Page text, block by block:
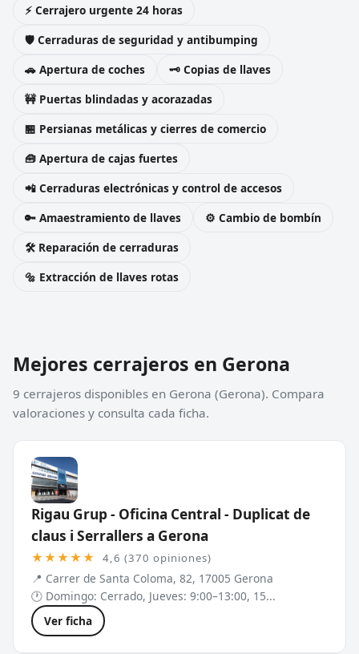
⚡ Cerrajero urgente 24 horas
🛡️ Cerraduras de seguridad y antibumping
🚗 Apertura de coches
🗝️ Copias de llaves
🚧 Puertas blindadas y acorazadas
🏪 Persianas metálicas y cierres de comercio
🧰 Apertura de cajas fuertes
📲 Cerraduras electrónicas y control de accesos
🔑 Amaestramiento de llaves
⚙️ Cambio de bombín
🛠️ Reparación de cerraduras
🔩 Extracción de llaves rotas
Mejores cerrajeros en Gerona
9 cerrajeros disponibles en Gerona (Gerona). Compara
valoraciones y consulta cada ficha.
Rigau Grup - Oficina Central - Duplicat de
claus i Serrallers a Gerona
★★★★★ 4,6 (370 opiniones)
📍 Carrer de Santa Coloma, 82, 17005 Gerona
🕐 Domingo: Cerrado, Jueves: 9:00–13:00, 15...
Ver ficha